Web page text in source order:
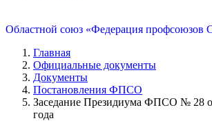
Областной союз «Федерация профсоюзов
Главная
Официальные документы
Документы
Постановления ФПСО
Заседание Президиума ФПСО № 28
года